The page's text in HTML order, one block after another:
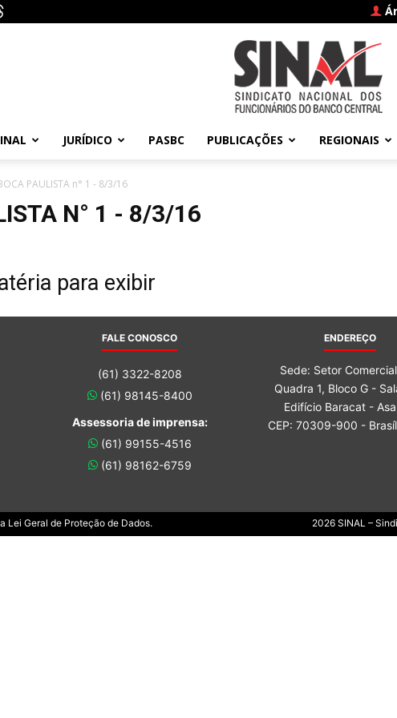
Sindicato
JURÍDICO PASBC PUBLICAÇÕES REGIONAIS
PAULISTA n° 1 - 8/3/16
N° 1 - 8/3/16
para exibir
FALE CONOSCO
(61) 3322-8208
(61) 98145-8400
Assessoria de imprensa:
(61) 99155-4516
(61) 98162-6759
ENDEREÇO
Sede: Setor
Quadra 1, Bloco G -
Edifício Baracat -
CEP: 70309-900 -
Lei Geral de Proteção de Dados. 2026 SINAL –